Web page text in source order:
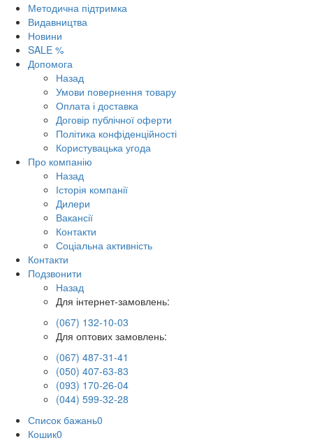
Методична підтримка
Видавництва
Новини
SALE %
Допомога
Назад
Умови повернення товару
Оплата і доставка
Договір публічної оферти
Політика конфіденційності
Користувацька угода
Про компанію
Назад
Історія компанії
Дилери
Вакансії
Контакти
Соціальна активність
Контакти
Подзвонити
Назад
Для інтернет-замовлень:
(067) 132-10-03
Для оптових замовлень:
(067) 487-31-41
(050) 407-63-83
(093) 170-26-04
(044) 599-32-28
Список бажань0
Кошик0